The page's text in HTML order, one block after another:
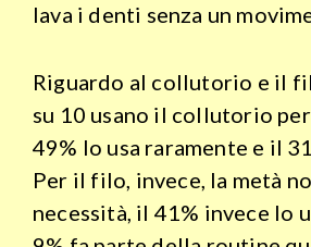
Cultura
Storia
Misteri
Curiosità
Che
lava i denti senza un
Riguardo al collutorio e il
su 10 usano il collutorio
49% lo usa raramente e il
Per il filo, invece, la metà
necessità, il 41% invece lo